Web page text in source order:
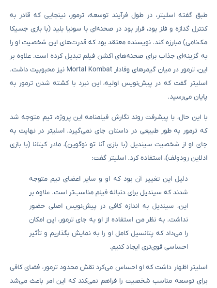
طبق گفته اسلیتر، در طول فرآیند توسعه، ترمور، نینجایی که قادر به
کنترل گدازه و فلز بود، قرار بود در صحنه‌ای با سونیا بلید (با بازی جسیکا
مک‌نامی) مبارزه کند. نویسنده معتقد بود که قدرت‌های این شخصیت او را
به گزینه‌ای جذاب برای صحنه‌های اکشن فیلم تبدیل کرده است. علاوه بر
این، ترمور در میان گیمرهای وفادار Mortal Kombat نیز محبوبیت داشت.
اسلیتر گفت که در پیش‌نویس اولیه، این نبرد با کشته شدن ترمور به
پایان می‌رسید.
با این حال، با پیشرفت روند نگارش فیلمنامه این پروژه، تیم متوجه شد
که ترمور به طور طبیعی در داستان جای نمی‌گیرد. اسلیتر در نهایت به
جای او از شخصیت سیندیل (با بازی آنا تو نوگوین)، مادر کیتانا (با بازی
ادلاین رودولف)، استفاده کرد. اسلیتر گفت:
دلیل این تغییر آن بود که او و سایر اعضای تیم متوجه
شدند که سیندیل برای دنباله فیلم مناسب‌تر است. علاوه بر
این، سیندیل به اندازه کافی در پیش‌نویس اصلی حضور
نداشت. به نظر من استفاده از او به جای ترمور، این امکان
را می‌داد که پتانسیل کامل او را به نمایش بگذاریم و تأثیر
احساسی قوی‌تری ایجاد کنیم.
اسلیتر اظهار داشت که او احساس می‌کرد نقش محدود ترمور، فضای کافی
برای توسعه مناسب شخصیت را فراهم نمی‌کند که این امر باعث می‌شد